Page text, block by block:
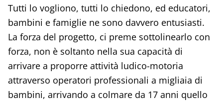
Tutti lo vogliono, tutti lo chiedono, ed educatori,
bambini e famiglie ne sono davvero entusiasti.
La forza del progetto, ci preme sottolinearlo con
forza, non è soltanto nella sua capacità di
arrivare a proporre attività ludico-motoria
attraverso operatori professionali a migliaia di
bambini, arrivando a colmare da 17 anni quello